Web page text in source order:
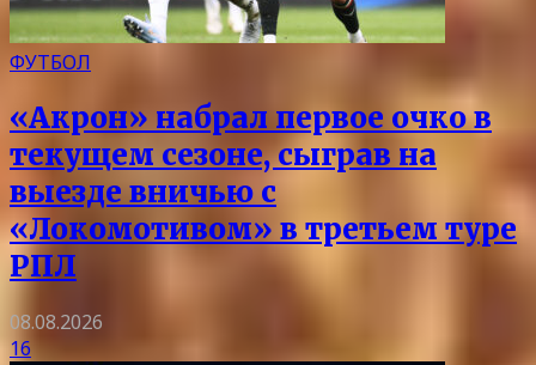
ФУТБОЛ
«Акрон» набрал первое очко в
текущем сезоне, сыграв на
выезде вничью с
«Локомотивом» в третьем туре
РПЛ
08.08.2026
16